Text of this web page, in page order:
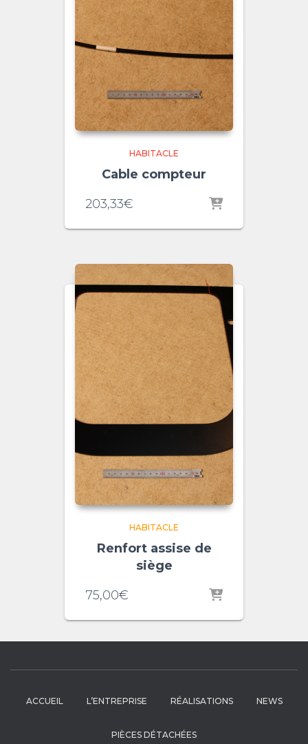
HABITACLE
Cable compteur
203,33€
HABITACLE
Renfort assise de
siège
75,00€
ACCUEIL L’ENTREPRISE RÉALISATIONS NEWS
PIÈCES DÉTACHÉES